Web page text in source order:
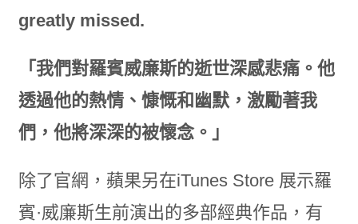
greatly missed.
「我們對羅賓威廉斯的逝世深感悲痛。他
透過他的熱情、慷慨和幽默，激勵著我
們，他將深深的被懷念。」
除了官網，蘋果另在iTunes Store 展示羅
賓·威廉斯生前演出的多部經典作品，有